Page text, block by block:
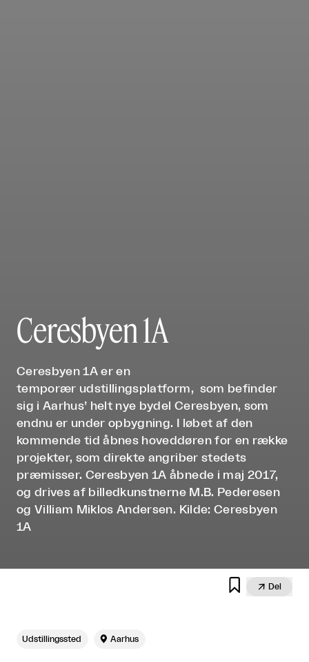
Ceresbyen 1A
Ceresbyen 1A er en
temporær udstillingsplatform, som befinder
sig i Aarhus’ helt nye bydel Ceresbyen, som
endnu er under opbygning. I løbet af den
kommende tid åbnes hoveddøren for en række
projekter, som direkte angriber stedets
præmisser. Ceresbyen 1A åbnede i maj 2017,
og drives af billedkunstnerne M.B. Pederesen
og Villiam Miklos Andersen. Kilde: Ceresbyen
1A
  Del
Udstillingssted  Aarhus